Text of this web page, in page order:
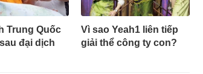
Trung Quốc
đại dịch
Vì sao Yeah1 liên tiếp
giải thể công ty con?